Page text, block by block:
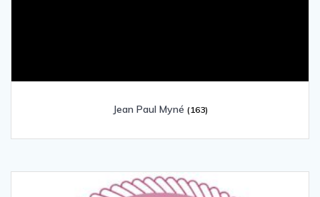
Jean Paul Myné (163)